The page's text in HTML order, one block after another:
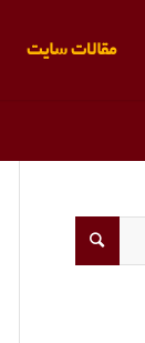
مقالات سایت